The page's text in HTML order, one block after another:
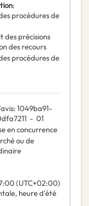
:
procédures de
des précisions
des recours
procédures de
: 1049ba91-
- 01
en concurrence
ou de
(UTC+02:00)
heure d'été